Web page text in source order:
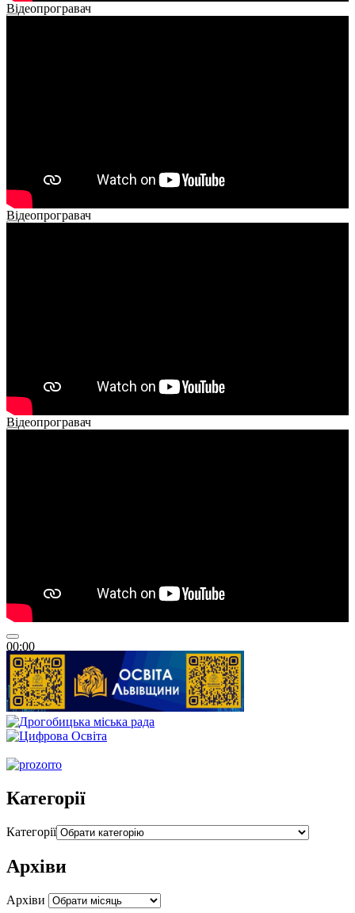
Відеопрогравач
Відеопрогравач
Відеопрогравач
00:00
00:00
00:54
Категорії
Категорії
Архіви
Архіви